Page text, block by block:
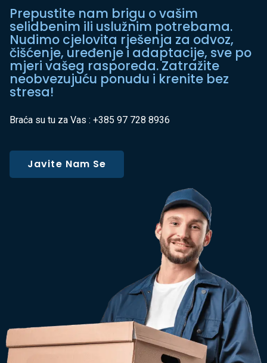
Prepustite nam brigu o vašim
selidbenim ili uslužnim potrebama.
Nudimo cjelovita rješenja za odvoz,
čišćenje, uređenje i adaptacije, sve po
mjeri vašeg rasporeda. Zatražite
neobvezujuću ponudu i krenite bez
stresa!
Braća su tu za Vas : +385 97 728 8936
Javite Nam Se